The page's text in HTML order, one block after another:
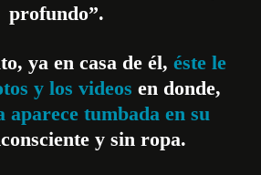
profundo”.
ya en casa de él, éste le
y los videos en donde,
aparece tumbada en su
y sin ropa.